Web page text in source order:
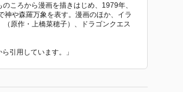
ころから漫画を描きはじめ、1979年、
や森羅万象を表す。漫画のほか、イラ
原作・上橋菜穂子）、ドラゴンクエス
引用しています。」